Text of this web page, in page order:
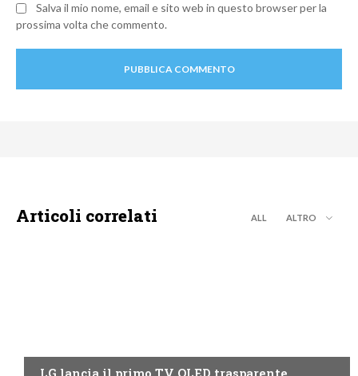
Salva il mio nome, email e sito web in questo browser per la
prossima volta che commento.
Articoli correlati ALL ALTRO
LG lancia il primo TV OLED trasparente